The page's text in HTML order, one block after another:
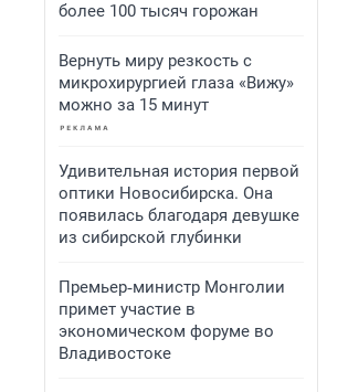
более 100 тысяч горожан
Вернуть миру резкость с
микрохирургией глаза «Вижу»
можно за 15 минут
Удивительная история первой
оптики Новосибирска. Она
появилась благодаря девушке
из сибирской глубинки
Премьер‑министр Монголии
примет участие в
экономическом форуме во
Владивостоке